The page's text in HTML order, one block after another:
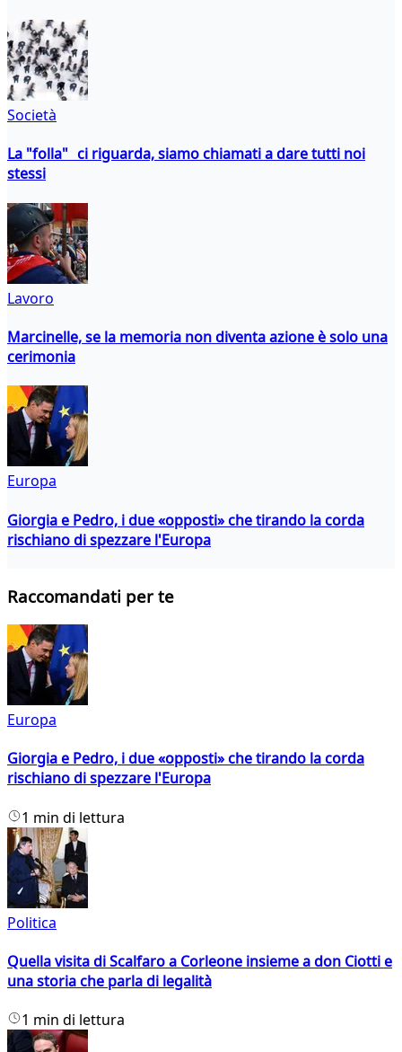
Società
La "folla" ci riguarda, siamo chiamati a dare tutti noi
stessi
Lavoro
Marcinelle, se la memoria non diventa azione è solo una
cerimonia
Europa
Giorgia e Pedro, i due «opposti» che tirando la corda
rischiano di spezzare l'Europa
Raccomandati per te
Europa
Giorgia e Pedro, i due «opposti» che tirando la corda
rischiano di spezzare l'Europa
1 min di lettura
Politica
Quella visita di Scalfaro a Corleone insieme a don Ciotti e
una storia che parla di legalità
1 min di lettura